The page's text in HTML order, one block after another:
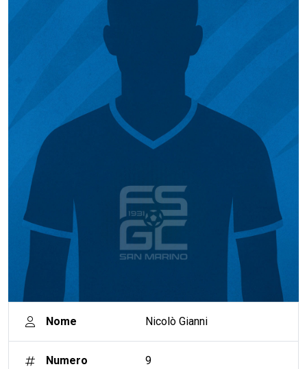
Nome Nicolò Gianni
Numero 9